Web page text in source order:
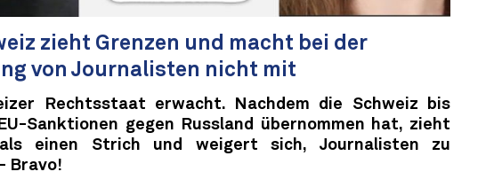
zieht Grenzen und macht bei der
von Journalisten nicht mit
Rechtsstaat erwacht. Nachdem die Schweiz bis
Sanktionen gegen Russland übernommen hat, zieht
einen Strich und weigert sich, Journalisten zu
Bravo!